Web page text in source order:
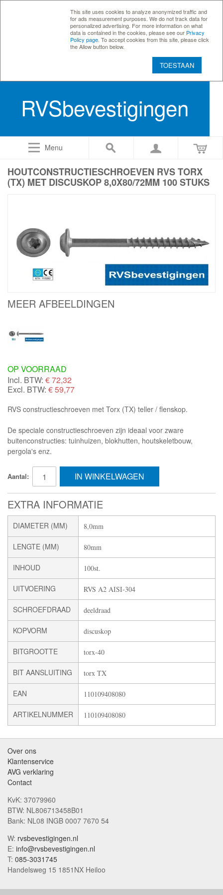
This site uses cookies to analyze anonymized traffic and
for ads measurement purposes. We do not track data for
personalized advertising. For more information on what
data is contained in the cookies, please see our Privacy
Policy page . To accept cookies from this site, please click
the Allow button below.
TOESTAAN
RVSbevestigingen
Menu
HOUTCONSTRUCTIESCHROEVEN RVS TORX
(TX) MET DISCUSKOP 8,0X80/72MM 100 STUKS
MEER AFBEELDINGEN
OP VOORRAAD
Incl. BTW: €72,32
Excl. BTW: € 59,77
RVS constructieschroeven met Torx (TX) teller / flenskop.
De speciale constructieschroeven zijn ideaal voor zware
buitenconstructies: tuinhuizen, blokhutten, houtskeletbouw,
pergola's enz.
Aantal: IN WINKELWAGEN
EXTRA INFORMATIE
DIAMETER (MM) 8,0mm
LENGTE (MM) 80mm
INHOUD 100st.
UITVOERING RVS A2 AISI-304
SCHROEFDRAAD deeldraad
KOPVORM discuskop
BITGROOTTE torx-40
BIT AANSLUITING torx TX
EAN 110109408080
ARTIKELNUMMER 110109408080
Over ons
Klantenservice
AVG verklaring
Contact
KvK: 37079960
BTW: NL806713458B01
Bank: NL08 INGB 0007 7670 54
W: rvsbevestigingen.nl
E: info@rvsbevestigingen.nl
T: 085-3031745
Handelsweg 15 1851NX Heiloo